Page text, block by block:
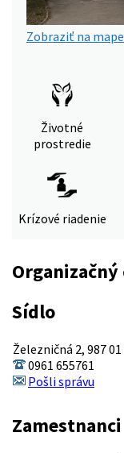
Zobraziť na mape
Životné
prostredie
Krízové riadenie
Sídlo
Železničná 2, 987
0961 655761
Pošli správu
Zamestnanci